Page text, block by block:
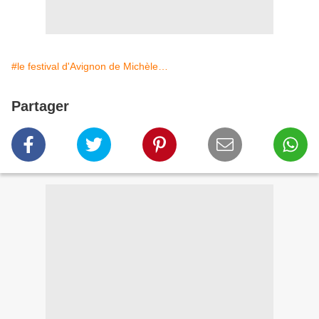
#le festival d'Avignon de Michèle…
Partager